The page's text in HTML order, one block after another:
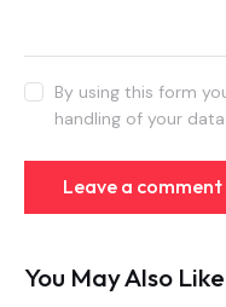
By using this form
handling of your
You May Also Like